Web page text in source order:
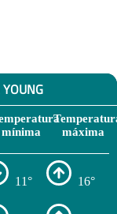
mínima
máxima
11° 16°